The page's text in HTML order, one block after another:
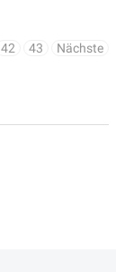
42 43 Nächste